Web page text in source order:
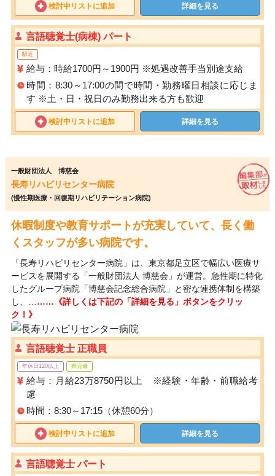
検討中リストに追加 詳細を見る
言語聴覚士(病棟) パート
駅近
給与：時給1700円～1900円 ※処遇改善手当別途支給
時間：8:30～17:00の間で時間・勤務曜日相談に応じま
す ※土・日・祝日のみ勤務出来る方も歓迎
検討中リストに追加 詳細を見る
一般財団法人 博慈会
長寿リハビリセンター病院
(慢性期医療・回復期リハビリテーション病院)
休暇制度や教育サポートが充実していて、長く働
くスタッフが多い病院です。
「長寿リハビリセンター病院」は、東京都足立区で幅広い医療サ
ービスを展開する「一般財団法人 博慈会」が運営。急性期に特化
したグループ病院「博慈会記念総合病院」と密な連携体制を構築
し、… ……《詳しくは下記の「詳細を見る」ボタンをクリッ
ク！》
言語聴覚士 正職員
年休日120以上 寮完備
給与：月給23万8750円以上 ※経験・年齢・前職給考
慮
時間：8:30～17:15（休憩60分）
検討中リストに追加 詳細を見る
言語聴覚士 パート